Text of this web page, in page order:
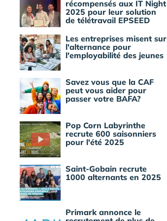
récompensés aux IT Night
2025 pour leur solution
de télétravail EPSEED
Les entreprises misent sur
l'alternance pour
l'employabilité des jeunes
Savez vous que la CAF
peut vous aider pour
passer votre BAFA?
Pop Corn Labyrinthe
recrute 600 saisonniers
pour l'été 2025
Saint-Gobain recrute
1000 alternants en 2025
Primark annonce le